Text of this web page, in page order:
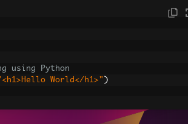
using Python
World</h1>" )